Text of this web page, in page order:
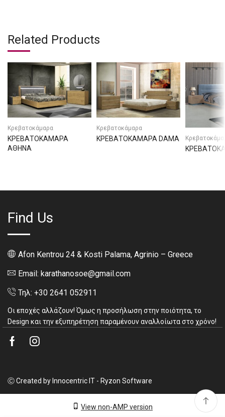
Related Products
Κρεβατοκάμαρα
ΚΡΕΒΑΤΟΚΑΜΑΡΑ
ΑΘΗΝΑ
Κρεβατοκάμαρα
ΚΡΕΒΑΤΟΚΑΜΑΡΑ DAMA
Find Us
Afon Kentrou 24 & Kosti Palama, Agrinio – Greece
Email: karathanosoe@gmail.com
Τηλ: +30 2641 052911
Οι εποχές αλλάζουν! Όμως η προσήλωση στην ποιότητα, το
Design και την εξυπηρέτηση παραμένουν αναλλοίωτα στο χρόνο!
Facebook
Ⓒ Created by Innocentric IT - Ryzon Software
View non-AMP version